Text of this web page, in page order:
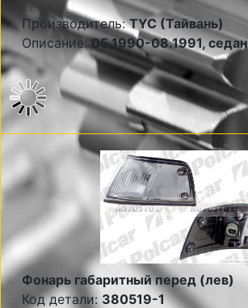
Производитель:TYC (Тайвань)
Описание:05.1990-08.1991, седан
Фонарь габаритный перед (лев)
Код детали: 380519-1